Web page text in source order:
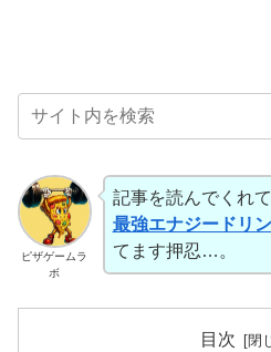
ピザゲームラ
ボ
記事を読んでくれ
最強エナジードリ
てます押忍…。
目次